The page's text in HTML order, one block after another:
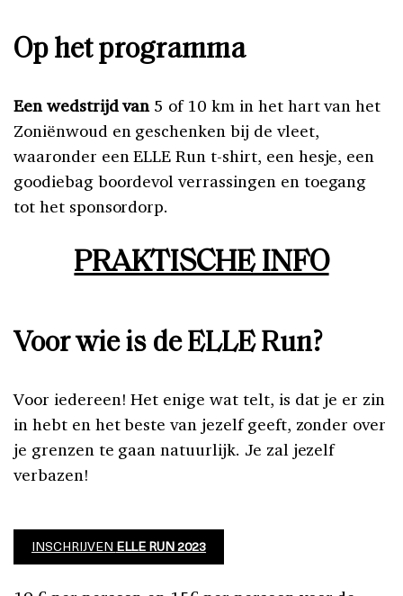
Op het programma
Een wedstrijd van 5 of 10 km in het hart van het
Zoniënwoud en geschenken bij de vleet,
waaronder een ELLE Run t-shirt, een hesje, een
goodiebag boordevol verrassingen en toegang
tot het sponsordorp.
PRAKTISCHE INFO
Voor wie is de ELLE Run?
Voor iedereen! Het enige wat telt, is dat je er zin
in hebt en het beste van jezelf geeft, zonder over
je grenzen te gaan natuurlijk. Je zal jezelf
verbazen!
INSCHRIJVEN ELLE RUN 2023